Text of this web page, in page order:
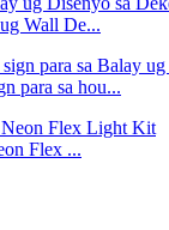
Wall De...
para sa hou...
Flex ...